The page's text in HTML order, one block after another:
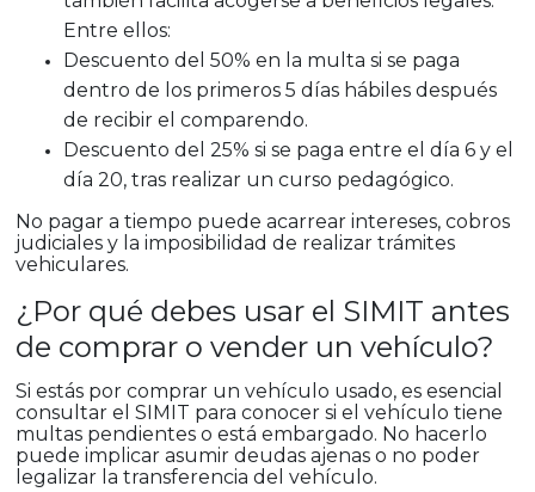
Entre ellos:
Descuento del 50% en la multa si se paga
dentro de los primeros 5 días hábiles después
de recibir el comparendo.
Descuento del 25% si se paga entre el día 6 y el
día 20, tras realizar un curso pedagógico.
No pagar a tiempo puede acarrear intereses, cobros
judiciales y la imposibilidad de realizar trámites
vehiculares.
¿Por qué debes usar el SIMIT antes
de comprar o vender un vehículo?
Si estás por comprar un vehículo usado, es esencial
consultar el SIMIT para conocer si el vehículo tiene
multas pendientes o está embargado. No hacerlo
puede implicar asumir deudas ajenas o no poder
legalizar la transferencia del vehículo.